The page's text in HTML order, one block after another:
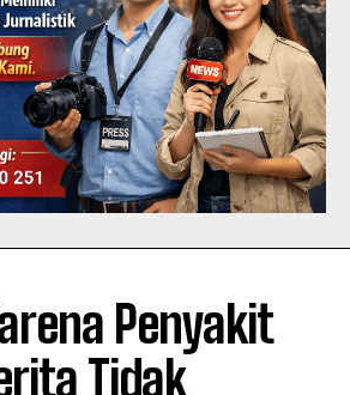
Penyakit
Tidak